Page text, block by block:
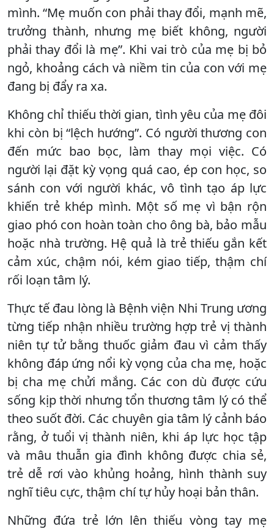
mình. “Mẹ muốn con phải thay đổi, mạnh mẽ,
trưởng thành, nhưng mẹ biết không, người
phải thay đổi là mẹ”. Khi vai trò của mẹ bị bỏ
ngỏ, khoảng cách và niềm tin của con với mẹ
đang bị đẩy ra xa.
Không chỉ thiếu thời gian, tình yêu của mẹ đôi
khi còn bị “lệch hướng”. Có người thương con
đến mức bao bọc, làm thay mọi việc. Có
người lại đặt kỳ vọng quá cao, ép con học, so
sánh con với người khác, vô tình tạo áp lực
khiến trẻ khép mình. Một số mẹ vì bận rộn
giao phó con hoàn toàn cho ông bà, bảo mẫu
hoặc nhà trường. Hệ quả là trẻ thiếu gắn kết
cảm xúc, chậm nói, kém giao tiếp, thậm chí
rối loạn tâm lý.
Thực tế đau lòng là Bệnh viện Nhi Trung ương
từng tiếp nhận nhiều trường hợp trẻ vị thành
niên tự tử bằng thuốc giảm đau vì cảm thấy
không đáp ứng nổi kỳ vọng của cha mẹ, hoặc
bị cha mẹ chửi mắng. Các con dù được cứu
sống kịp thời nhưng tổn thương tâm lý có thể
theo suốt đời. Các chuyên gia tâm lý cảnh báo
rằng, ở tuổi vị thành niên, khi áp lực học tập
và mâu thuẫn gia đình không được chia sẻ,
trẻ dễ rơi vào khủng hoảng, hình thành suy
nghĩ tiêu cực, thậm chí tự hủy hoại bản thân.
Những đứa trẻ lớn lên thiếu vòng tay mẹ